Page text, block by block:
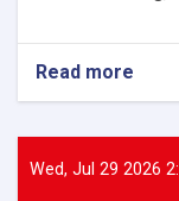
Read more
of
Wed, Jul 29 2026